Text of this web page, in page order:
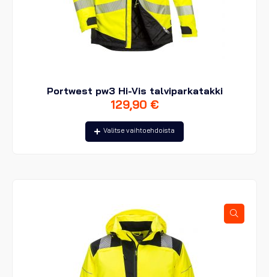
Portwest pw3 Hi-Vis talviparkatakki
129,90 €
Valitse vaihtoehdoista
Tällä
tuotteella
sivulla.